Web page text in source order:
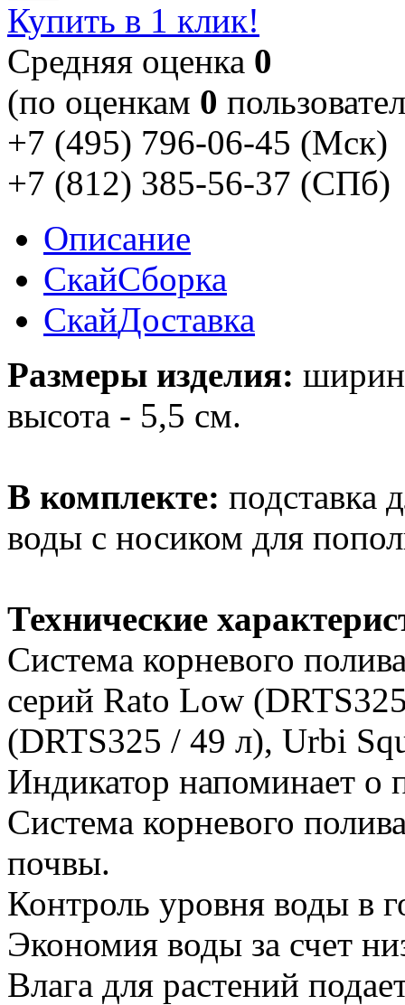
Купить в 1 клик!
Cредняя оценка 0
(по оценкам 0
+7 (495) 796-06-45 (Мск)
+7 (812) 385-56-37 (СПб)
Описание
СкайСборка
СкайДоставка
Размеры изделия:
высота - 5,5 см.
В комплекте: подставка
воды с носиком для
Технические
Система корневого
серий Rato Low
(DRTS325 / 49 л), Urbi
Индикатор напоминает о
Система корневого
почвы.
Контроль уровня воды в
Экономия воды за счет
Влага для растений